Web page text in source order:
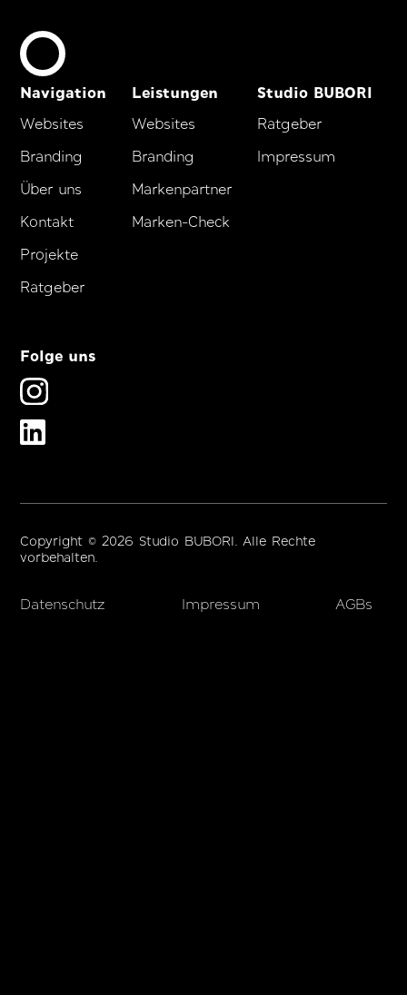
Navigation
Websites
Branding
Über uns
Kontakt
Projekte
Ratgeber
Leistungen
Websites
Branding
Markenpartner
Marken-Check
Studio BUBORI
Ratgeber
Impressum
Folge uns
Copyright © 2026 Studio BUBORI. Alle Rechte
vorbehalten.
Datenschutz Impressum AGBs